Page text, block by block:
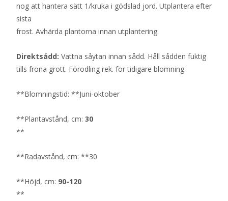
nog att hantera sätt 1/kruka i gödslad jord. Utplantera efter
sista
frost. Avhärda plantorna innan utplantering.
Direktsådd: Vattna såytan innan sådd. Håll sådden fuktig
tills fröna grott. Förodling rek. för tidigare blomning.
**Blomningstid: **Juni-oktober
**Plantavstånd, cm: 30
**
**Radavstånd, cm: **30
**Höjd, cm: 90-120
**